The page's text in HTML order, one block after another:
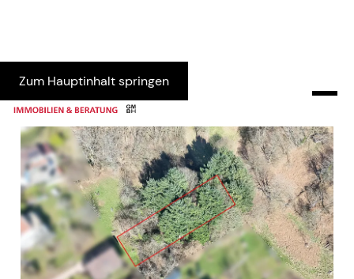
Zum Hauptinhalt springen